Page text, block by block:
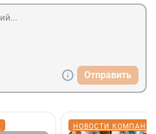
Отправить
НОВОСТИ